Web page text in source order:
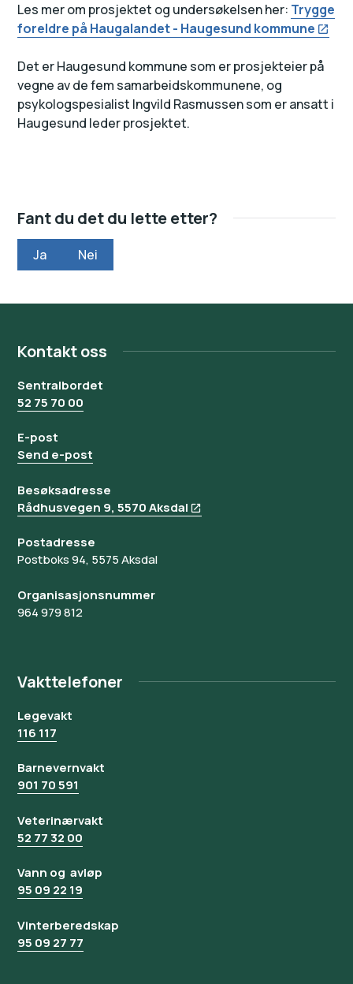
Les mer om prosjektet og undersøkelsen her: Trygge
foreldre på Haugalandet - Haugesund kommune
Det er Haugesund kommune som er prosjekteier på
vegne av de fem samarbeidskommunene, og
psykologspesialist Ingvild Rasmussen som er ansatt i
Haugesund leder prosjektet.
Fant du det du lette etter?
Ja Nei
Kontakt oss
Sentralbordet
52 75 70 00
E-post
Send e-post
Besøksadresse
Rådhusvegen 9, 5570 Aksdal
Postadresse
Postboks 94, 5575 Aksdal
Organisasjonsnummer
964 979 812
Vakttelefoner
Legevakt
116 117
Barnevernvakt
901 70 591
Veterinærvakt
52 77 32 00
Vann og avløp
95 09 22 19
Vinterberedskap
95 09 27 77